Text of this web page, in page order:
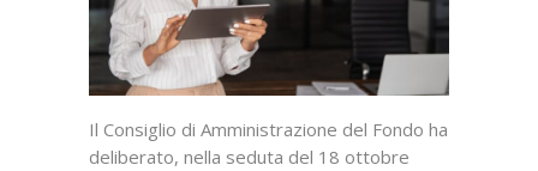
Il Consiglio di Amministrazione del Fondo ha
deliberato, nella seduta del 18 ottobre